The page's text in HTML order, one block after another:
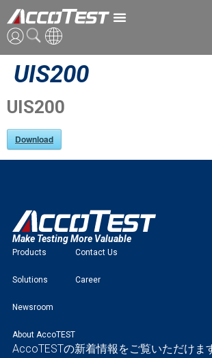
英語
中国語
日本語
UIS200
UIS200
Download
Make Testing More Valuable
Products
Solutions
Newsroom
About AccoTEST
Contact Us
Career
AccoTESTの新着情報をご覧いただけま